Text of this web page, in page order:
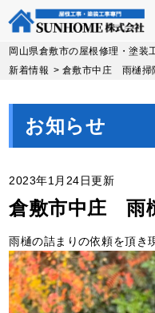
Skip岡山県倉敷市の屋根修理・塗装
新着情報 > 倉敷市中庄 雨樋掃
お知らせ
2023年1月24日更新
倉敷市中庄 雨
雨樋の詰まりの依頼を頂き